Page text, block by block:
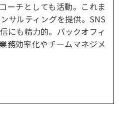
ーチとしても活動。これま
サルティングを提供。SNS
にも精力的。バックオフィ
務効率化やチームマネジメ